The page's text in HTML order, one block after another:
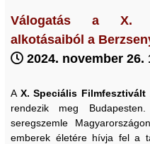
Válogatás a X.
alkotásaiból a
2024. november 26.
A X.Speciális Filmfesztivált
rendezik meg
seregszemle
emberek életére hívja fel a